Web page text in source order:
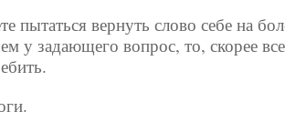
пытаться вернуть слово себе на
у задающего вопрос, то, скорее